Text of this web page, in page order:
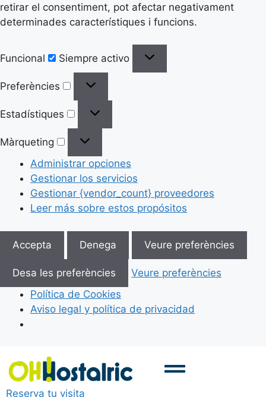
retirar el consentiment, pot afectar negativament
determinades característiques i funcions.
Funcional Siempre activo
Preferències
Estadístiques
Màrqueting
Administrar opciones
Gestionar los servicios
Gestionar {vendor_count} proveedores
Leer más sobre estos propósitos
Accepta Denega Veure preferències
Desa les preferències
Veure preferències
Política de Cookies
Aviso legal y política de privacidad
Reserva tu visita